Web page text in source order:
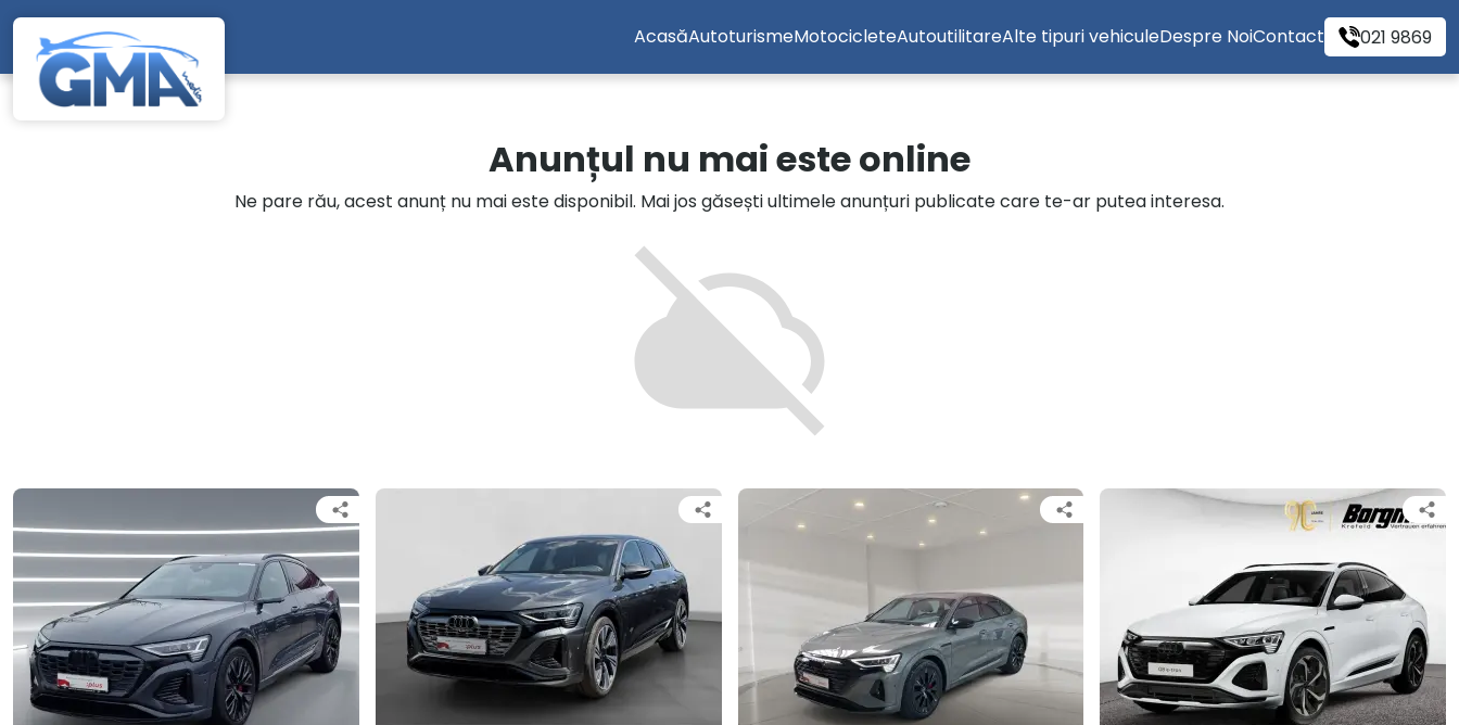
Mergi direct la conținutul principal
AcasăAutoturismeMotocicleteAutoutilitareAlte tipuri vehiculeDespre NoiContact 021 9869
Anunțul nu mai este online
Ne pare rău, acest anunț nu mai este disponibil. Mai jos găsești ultimele anunțuri publicate care te-ar putea interesa.